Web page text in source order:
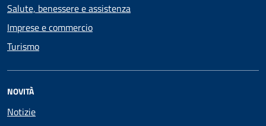
Salute, benessere e assistenza
Imprese e commercio
Turismo
NOVITÀ
Notizie